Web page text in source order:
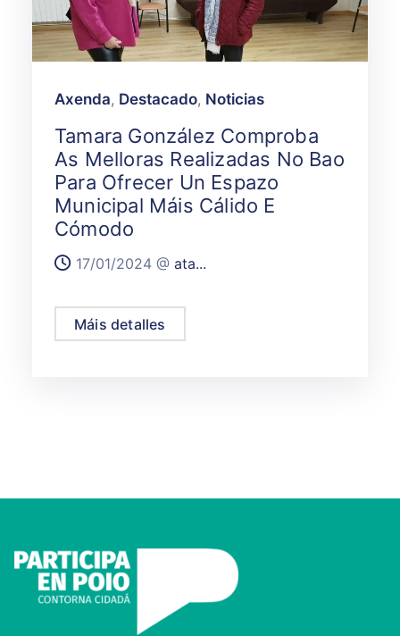
Axenda, Destacado, Noticias
Tamara González Comproba
As Melloras Realizadas No Bao
Para Ofrecer Un Espazo
Municipal Máis Cálido E
Cómodo
17/01/2024 @ ata...
Máis detalles